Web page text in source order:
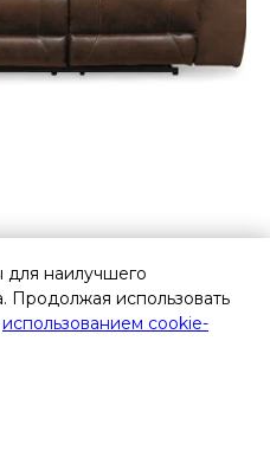
диван-реклайнер
Stoneland
09/2026
наилучшего
Продолжая использовать
использованием cookie-